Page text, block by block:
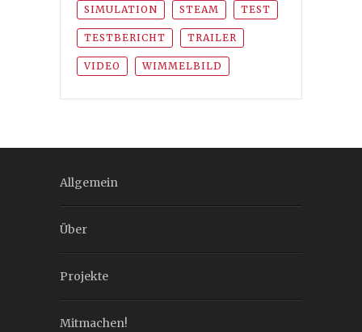
SIMULATION STEAM TEST
TESTBERICHT TRAILER
VIDEO WIMMELBILD
Allgemein
Über
Projekte
Mitmachen!